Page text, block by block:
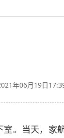
年06月19日
。当天，家